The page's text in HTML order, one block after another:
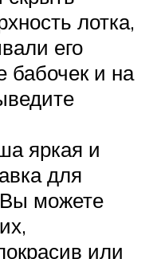
лотка,
его
бабочек и на
яркая и
для
можете
или